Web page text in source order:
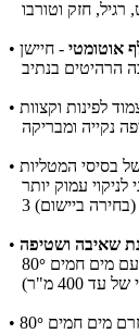
• אוטומטי
•
• בסיסי המטליות
•
מים חמים 80 °
• מים חמים 80 °